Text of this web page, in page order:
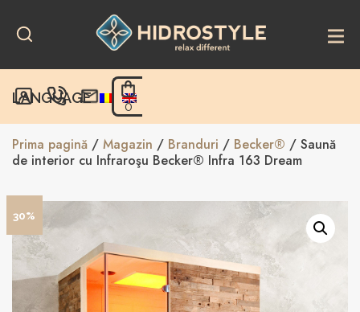
content
LANGUAGE
0
Prima pagină / Magazin / Branduri / Becker® / Saună
de interior cu Infraroşu Becker® Infra 163 Dream
30%